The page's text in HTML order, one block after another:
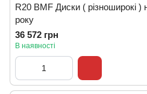
R20 BMF Диски ( різноширокі
року
36 572 грн
В наявності